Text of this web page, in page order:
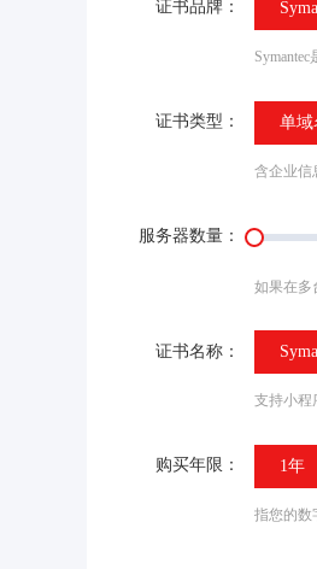
证书品牌：
证书类型： 单域
含企业信
服务器数量：
如果在多
证书名称：
支持小程
购买年限： 1年
指您的数